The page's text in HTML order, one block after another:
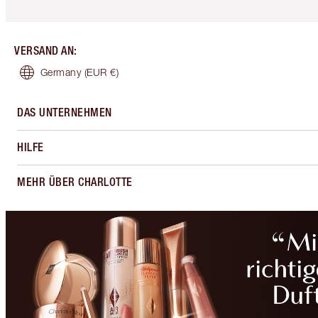
VERSAND AN:
Germany (EUR €)
DAS UNTERNEHMEN
HILFE
MEHR ÜBER CHARLOTTE